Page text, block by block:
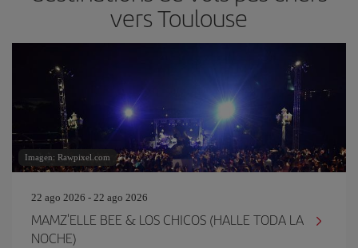
vers Toulouse
Imagen: Rawpixel.com
22 ago 2026 - 22 ago 2026
MAMZ'ELLE BEE & LOS CHICOS (HALLE TODA LA
NOCHE)